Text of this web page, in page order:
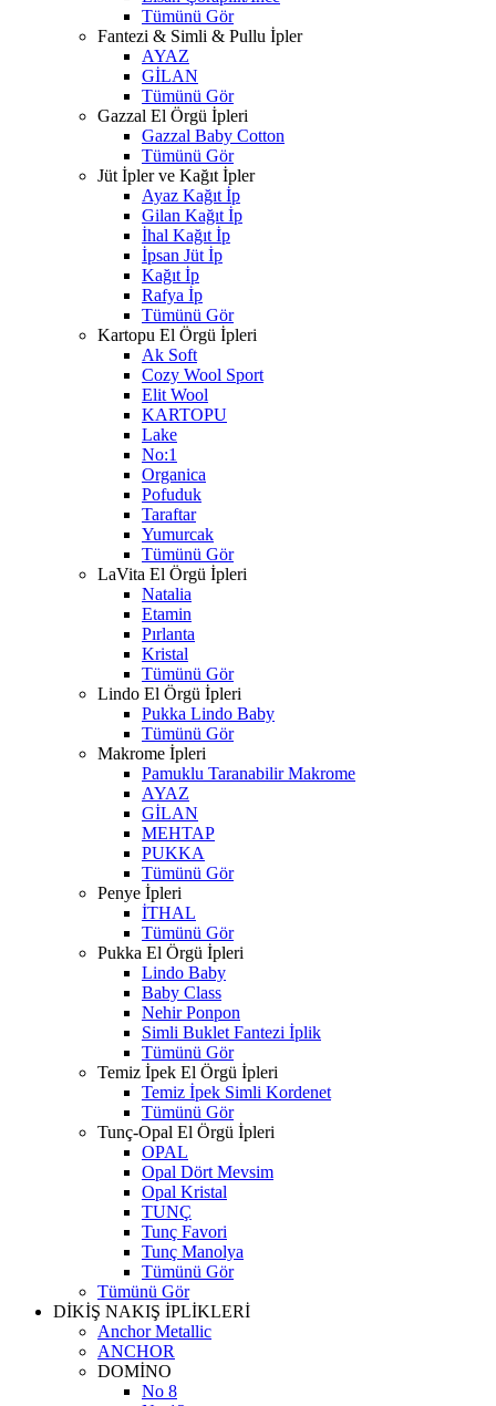
Tümünü Gör
Fantezi & Simli & Pullu İpler
AYAZ
GİLAN
Tümünü Gör
Gazzal El Örgü İpleri
Gazzal Baby Cotton
Tümünü Gör
Jüt İpler ve Kağıt İpler
Ayaz Kağıt İp
Gilan Kağıt İp
İhal Kağıt İp
İpsan Jüt İp
Kağıt İp
Rafya İp
Tümünü Gör
Kartopu El Örgü İpleri
Ak Soft
Cozy Wool Sport
Elit Wool
KARTOPU
Lake
No:1
Organica
Pofuduk
Taraftar
Yumurcak
Tümünü Gör
LaVita El Örgü İpleri
Natalia
Etamin
Pırlanta
Kristal
Tümünü Gör
Lindo El Örgü İpleri
Pukka Lindo Baby
Tümünü Gör
Makrome İpleri
Pamuklu Taranabilir Makrome
AYAZ
GİLAN
MEHTAP
PUKKA
Tümünü Gör
Penye İpleri
İTHAL
Tümünü Gör
Pukka El Örgü İpleri
Lindo Baby
Baby Class
Nehir Ponpon
Simli Buklet Fantezi İplik
Tümünü Gör
Temiz İpek El Örgü İpleri
Temiz İpek Simli Kordenet
Tümünü Gör
Tunç-Opal El Örgü İpleri
OPAL
Opal Dört Mevsim
Opal Kristal
TUNÇ
Tunç Favori
Tunç Manolya
Tümünü Gör
Tümünü Gör
DİKİŞ NAKIŞ İPLİKLERİ
Anchor Metallic
ANCHOR
DOMİNO
No 8